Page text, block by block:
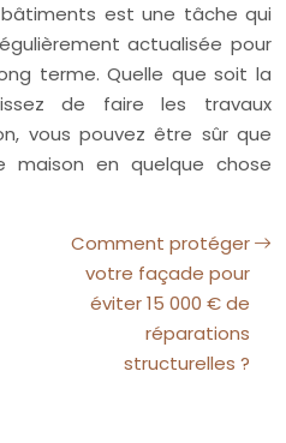
est une tâche qui
actualisée pour
terme. Quelle que soit la
de faire les travaux
vous pouvez être sûr que
maison en quelque chose
Comment protéger
votre façade pour
éviter 15 000 € de
réparations
structurelles ?